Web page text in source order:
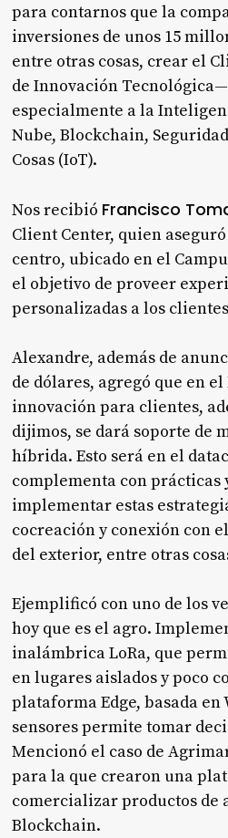
para contarnos que la
inversiones de unos 15
entre otras cosas, crear el
de Innovación
especialmente a la
Nube, Blockchain,
Cosas (IoT).
Nos recibió Francisco
Client Center, quien
centro, ubicado en el
el objetivo de proveer
personalizadas a los
Alexandre, además de
de dólares, agregó que en
innovación para clientes,
dijimos, se dará soporte de
híbrida. Esto será en el
complementa con prácticas
implementar estas
cocreación y conexión con
del exterior, entre otras
Ejemplificó con uno de los
hoy que es el agro.
inalámbrica LoRa, que
en lugares aislados y poco
plataforma Edge, basada en
sensores permite tomar
Mencionó el caso de
para la que crearon una
comercializar productos de
Blockchain.